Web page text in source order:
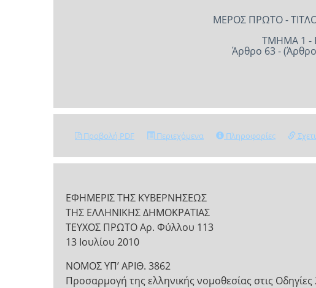
ΜΕΡΟΣ ΠΡΩΤΟ -
ΤΜΗΜΑ 1 -
Άρθρο 63 -
Προβολή PDF Περιεχόμενα Πληροφορίες
ΕΦΗΜΕΡΙΣ ΤΗΣ ΚΥΒΕΡΝΗΣΕΩΣ
ΤΗΣ ΕΛΛΗΝΙΚΗΣ ΔΗΜΟΚΡΑΤΙΑΣ
ΤΕΥΧΟΣ ΠΡΩΤΟ Αρ. Φύλλου 113
13 Ιουλίου 2010
ΝΟΜΟΣ ΥΠ’ ΑΡΙΘ. 3862
Προσαρμογή της ελληνικής νομοθεσίας στις